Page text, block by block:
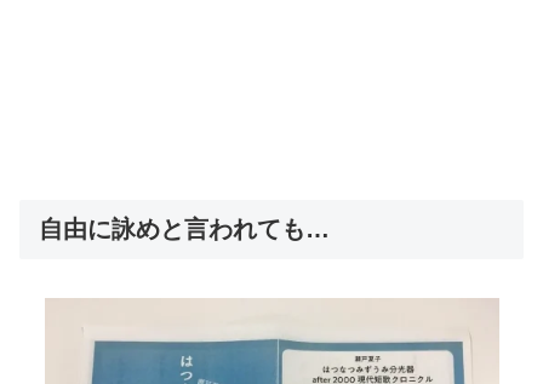
自由に詠めと言われても…